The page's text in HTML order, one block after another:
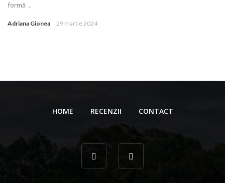
formă ...
Adriana Gionea 29 martie 2024
HOME RECENZII CONTACT